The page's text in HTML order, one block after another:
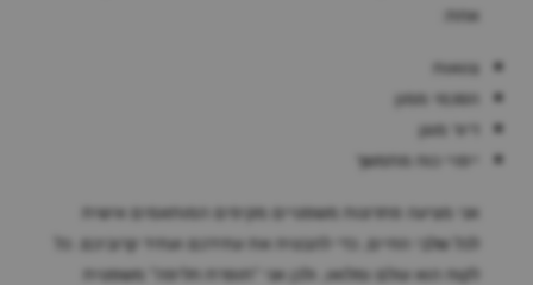
אחת:
צוואות
הסכמי ממון
דיור מוגן
ייפויי כוח מתמשך
אני מציעה פתרונות משפטיים מקיפים המותאמים אישית
לכל שלבי החיים, כדי להבטיח את עתידכם ועתיד קרוביכם. כל
לקוח הוא עולם ומלואו, ולכן אני "תופרת חליפה" משפטית